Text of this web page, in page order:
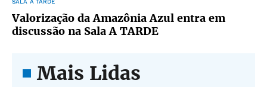
SALA A TARDE
Valorização da Amazônia Azul entra em
discussão na Sala A TARDE
Mais Lidas